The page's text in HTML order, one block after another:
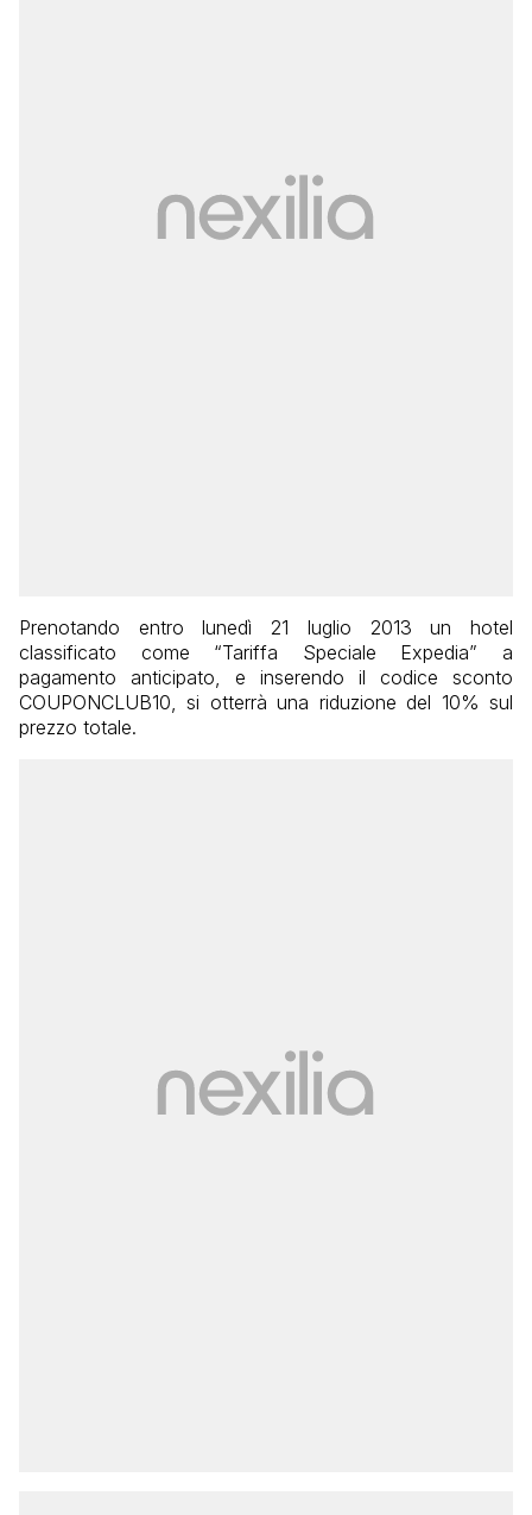
Prenotando entro lunedì 21 luglio 2013 un hotel
classificato come “Tariffa Speciale Expedia” a
pagamento anticipato, e inserendo il codice sconto
COUPONCLUB10, si otterrà una riduzione del 10% sul
prezzo totale.